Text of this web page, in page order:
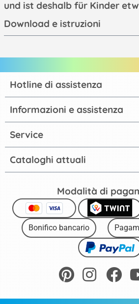
und ist deshalb für Kinder
Download e istruzioni
Cataloghi attuali
Hotline di assistenza
Informazioni e assistenza
Service
Modalità di
Bonifico bancario